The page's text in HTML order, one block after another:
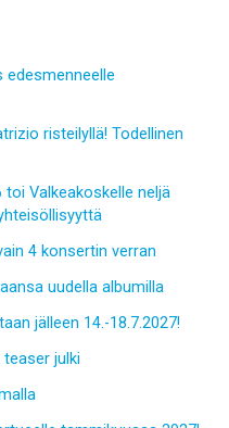
edesmenneelle
risteilyllä! Todellinen
Valkeakoskelle neljä
4 konsertin verran
uudella albumilla
jälleen 14.-18.7.2027!
julki